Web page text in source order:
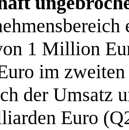
1 Million
im
der Umsatz
Euro